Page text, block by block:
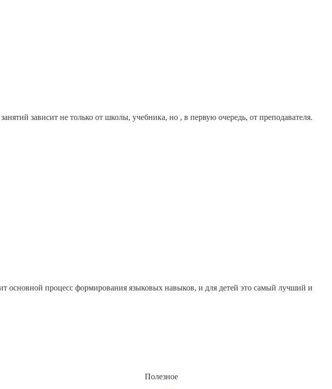
зависит не только от школы, учебника, но , в первую очередь, от преподавателя.
основной процесс формирования языковых навыков, и для детей это самый лучший и
Полезное